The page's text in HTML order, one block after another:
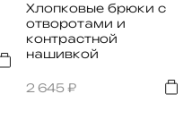
Хлопковые брюки с
отворотами и
контрастной
нашивкой
2 645₽